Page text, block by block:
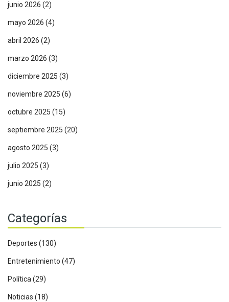
junio 2026 (2)
mayo 2026 (4)
abril 2026 (2)
marzo 2026 (3)
diciembre 2025 (3)
noviembre 2025 (6)
octubre 2025 (15)
septiembre 2025 (20)
agosto 2025 (3)
julio 2025 (3)
junio 2025 (2)
Categorías
Deportes (130)
Entretenimiento (47)
Política(29)
Noticias (18)